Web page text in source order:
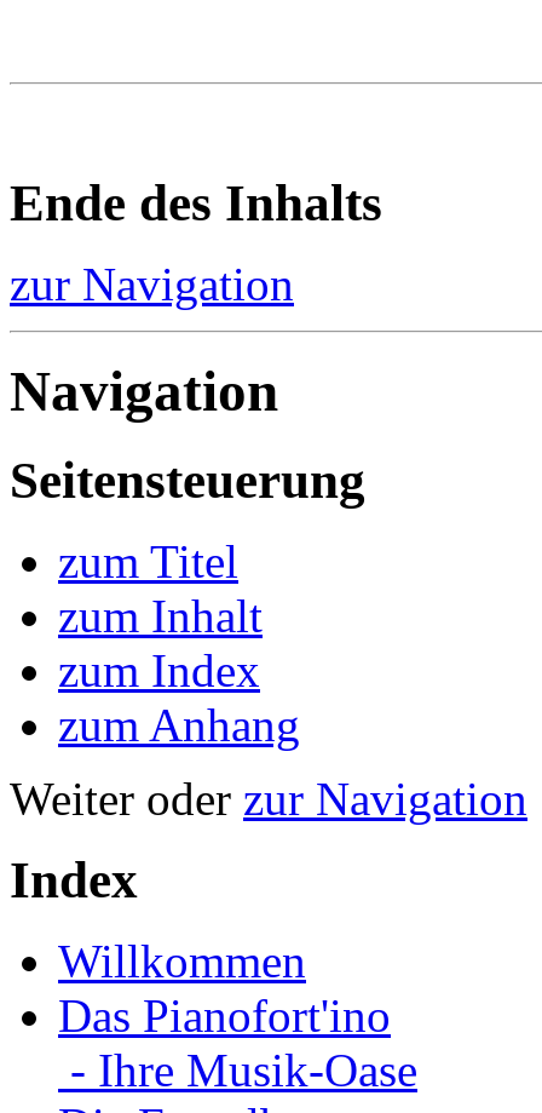
Ende des Inhalts
zur Navigation
Navigation
Seitensteuerung
zum Titel
zum Inhalt
zum Index
zum Anhang
Weiter oder zur Navigation
Index
Willkommen
Das Pianofort'ino
- Ihre Musik-Oase